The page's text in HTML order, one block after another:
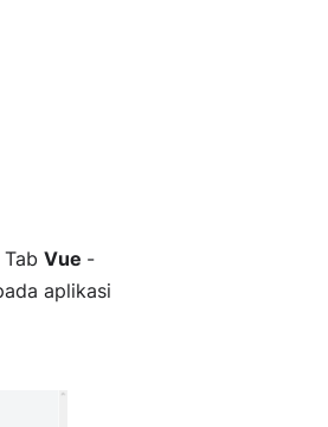
Vue -
aplikasi